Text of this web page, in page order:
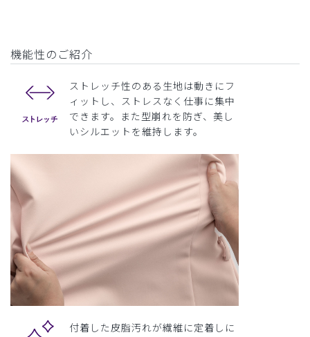
機能性のご紹介
ストレッチ性のある生地は動きにフ
ィットし、ストレスなく仕事に集中
できます。また型崩れを防ぎ、美し
いシルエットを維持します。
付着した皮脂汚れが繊維に定着しに